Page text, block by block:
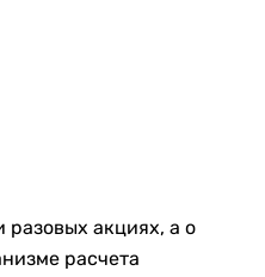
разовых акциях, а о
расчета